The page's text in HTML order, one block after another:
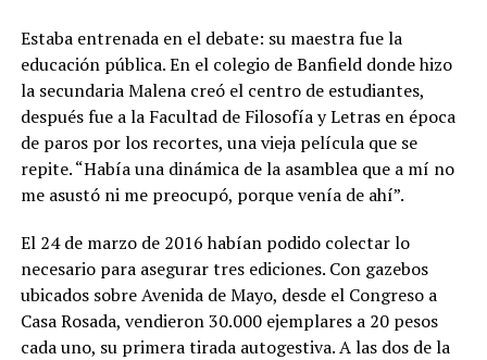
Estaba entrenada en el debate: su maestra fue la
educación pública. En el colegio de Banfield donde hizo
la secundaria Malena creó el centro de estudiantes,
después fue a la Facultad de Filosofía y Letras en época
de paros por los recortes, una vieja película que se
repite. “Había una dinámica de la asamblea que a mí no
me asustó ni me preocupó, porque venía de ahí”.
El 24 de marzo de 2016 habían podido colectar lo
necesario para asegurar tres ediciones. Con gazebos
ubicados sobre Avenida de Mayo, desde el Congreso a
Casa Rosada, vendieron 30.000 ejemplares a 20 pesos
cada uno, su primera tirada autogestiva. A las dos de la